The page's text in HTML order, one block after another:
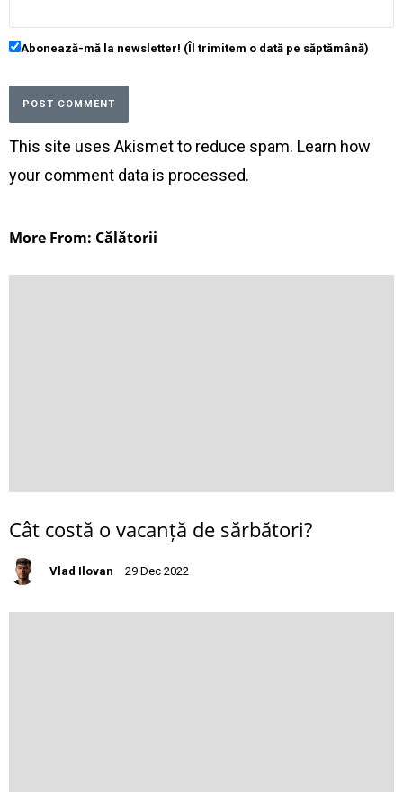
Abonează-mă la newsletter! (Îl trimitem o dată pe săptămână)
This site uses Akismet to reduce spam. Learn how
your comment data is processed.
More From: Călătorii
Cât costă o vacanță de sărbători?
Vlad Ilovan 29 Dec 2022